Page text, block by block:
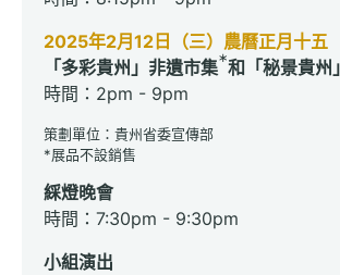
2025年2月12日（三）農曆正月十五
「多彩貴州」非遺市集＊和「秘景貴州
時間：2pm - 9pm
策劃單位：貴州省委宣傳部
*展品不設銷售
綵燈晚會
時間：7:30pm - 9:30pm
小組演出